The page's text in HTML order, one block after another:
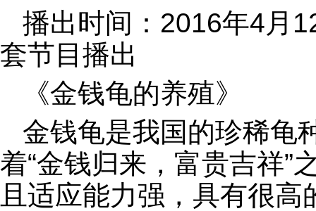
播出时间：2016年4月
套节目播出
《金钱龟的养殖》
金钱龟是我国的珍稀龟
着“金钱归来，富贵吉祥”
且适应能力强，具有很